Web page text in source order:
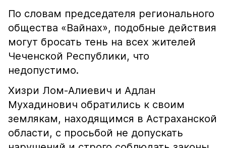
По словам председателя регионального
общества «Вайнах», подобные действия
могут бросать тень на всех жителей
Чеченской Республики, что
недопустимо.
Хизри Лом-Алиевич и Адлан
Мухадинович обратились к своим
землякам, находящимся в Астраханской
области, с просьбой не допускать